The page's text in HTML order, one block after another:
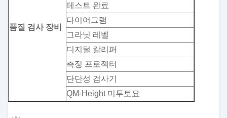
품질 검사 장비
테스트 완료
다이어그램
그라닛 레벨
디지털 칼리퍼
측정 프로젝터
단단성 검사기
QM-Height 미투토요